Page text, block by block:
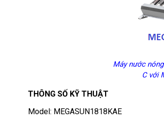
Máy nước
C với
THÔNG SỐ KỸ THUẬT
Model: MEGASUN1818KAE